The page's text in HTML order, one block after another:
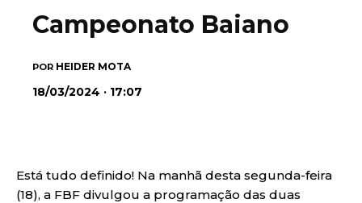
Campeonato Baiano
POR HEIDER MOTA
18/03/2024 · 17:07
Está tudo definido! Na manhã desta segunda-feira
(18), a FBF divulgou a programação das duas